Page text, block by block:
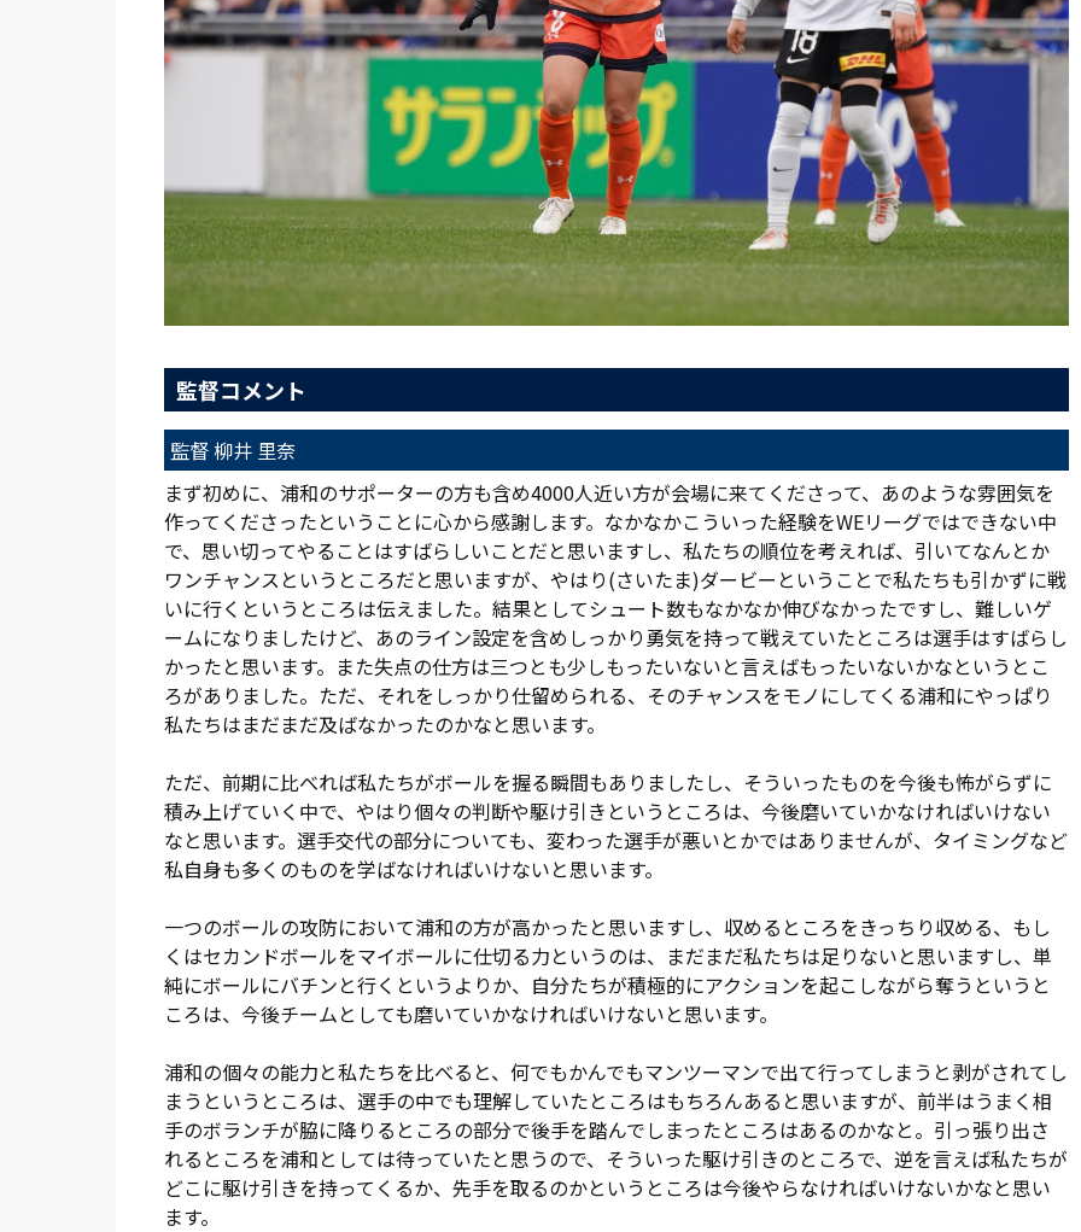
監督コメント
監督 柳井 里奈
まず初めに、浦和のサポーターの方も含め4000人近い方が会場に来てくださって、あのような雰囲気を
作ってくださったということに心から感謝します。なかなかこういった経験をWEリーグではできない中
で、思い切ってやることはすばらしいことだと思いますし、私たちの順位を考えれば、引いてなんとか
ワンチャンスというところだと思いますが、やはり(さいたま)ダービーということで私たちも引かずに戦
いに行くというところは伝えました。結果としてシュート数もなかなか伸びなかったですし、難しいゲ
ームになりましたけど、あのライン設定を含めしっかり勇気を持って戦えていたところは選手はすばらし
かったと思います。また失点の仕方は三つとも少しもったいないと言えばもったいないかなというとこ
ろがありました。ただ、それをしっかり仕留められる、そのチャンスをモノにしてくる浦和にやっぱり
私たちはまだまだ及ばなかったのかなと思います。
ただ、前期に比べれば私たちがボールを握る瞬間もありましたし、そういったものを今後も怖がらずに
積み上げていく中で、やはり個々の判断や駆け引きというところは、今後磨いていかなければいけない
なと思います。選手交代の部分についても、変わった選手が悪いとかではありませんが、タイミングなど
私自身も多くのものを学ばなければいけないと思います。
一つのボールの攻防において浦和の方が高かったと思いますし、収めるところをきっちり収める、もし
くはセカンドボールをマイボールに仕切る力というのは、まだまだ私たちは足りないと思いますし、単
純にボールにバチンと行くというよりか、自分たちが積極的にアクションを起こしながら奪うというと
ころは、今後チームとしても磨いていかなければいけないと思います。
浦和の個々の能力と私たちを比べると、何でもかんでもマンツーマンで出て行ってしまうと剥がされてし
まうというところは、選手の中でも理解していたところはもちろんあると思いますが、前半はうまく相
手のボランチが脇に降りるところの部分で後手を踏んでしまったところはあるのかなと。引っ張り出さ
れるところを浦和としては待っていたと思うので、そういった駆け引きのところで、逆を言えば私たちが
どこに駆け引きを持ってくるか、先手を取るのかというところは今後やらなければいけないかなと思い
ます。